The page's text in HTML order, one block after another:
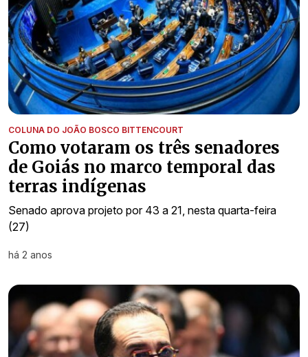
COLUNA DO JOÃO BOSCO BITTENCOURT
Como votaram os três senadores
de Goiás no marco temporal das
terras indígenas
Senado aprova projeto por 43 a 21, nesta quarta-feira
(27)
há 2 anos